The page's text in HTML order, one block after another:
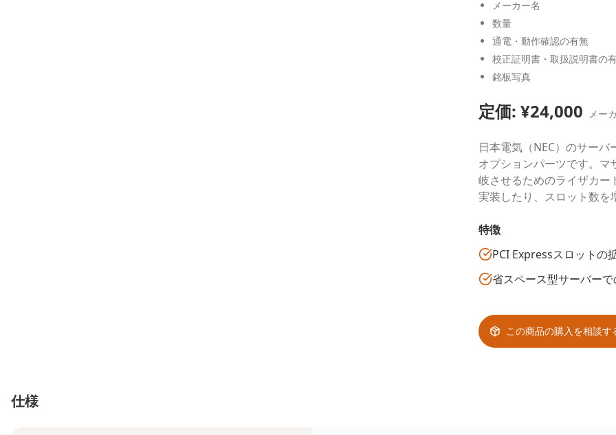
メーカー名
数量
通電・動作確認の有無
校正証明書・取扱説明書の
銘板写真
定価: ¥24,000 メー
日本電気（NEC）のサー
オプションパーツです。
岐させるためのライザカ
実装したり、スロット数
特徴
PCI Expressスロットの
省スペース型サーバー
この商品の購入を相談す
仕様